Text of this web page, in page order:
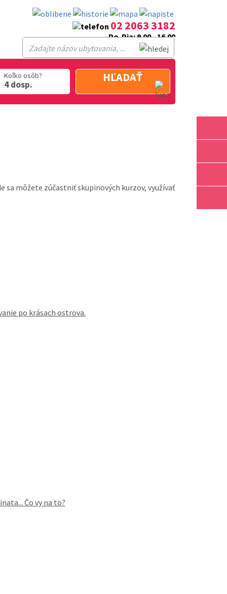
02 2063 3182
Po-Pia: 9.00 - 16.00
Koľko osôb?
4 dosp.
HĽADAŤ
môžete zúčastniť skupinových kurzov, využívať
po krásach ostrova.
Čo vy na to?